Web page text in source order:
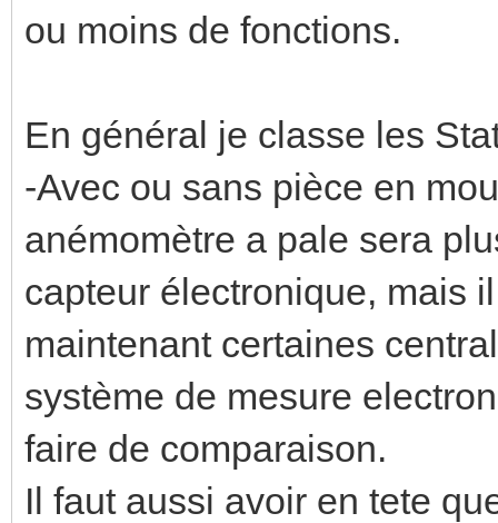
ou moins de fonctions.
En général je classe les
-Avec ou sans pièce en
anémomètre a pale sera
capteur électronique, mais
maintenant certaines
système de mesure
faire de comparaison.
Il faut aussi avoir en tete